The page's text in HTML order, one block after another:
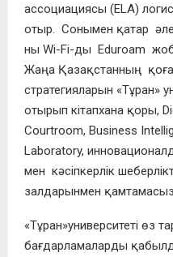
ассоциациясы (ELA)
отыр. Сонымен қатар
ны Wi-Fi-ды Edurоam
Жаңа Қазақстанның
стратегияларын «Тұран»
отырып кітапхана қоры,
Courtroom, Business
Laboratory,
мен кәсіпкерлік
залдарынмен қамтамасыз
«Тұран»университеті өз
бағдарламаларды